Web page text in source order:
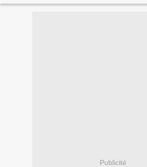
Publicité